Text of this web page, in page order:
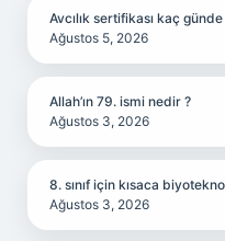
Avcılık sertifikası kaç günde
Ağustos 5, 2026
Allah’ın 79. ismi nedir ?
Ağustos 3, 2026
8. sınıf için kısaca
Ağustos 3, 2026